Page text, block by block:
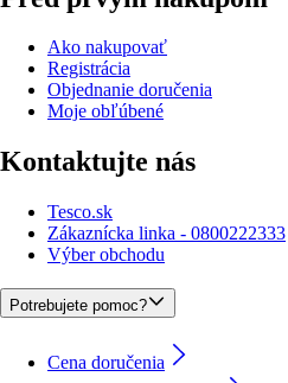
Ako nakupovať
Registrácia
Objednanie doručenia
Moje obľúbené
Kontaktujte nás
Tesco.sk
Zákaznícka linka - 0800222333
Výber obchodu
Potrebujete pomoc?
Cena doručenia